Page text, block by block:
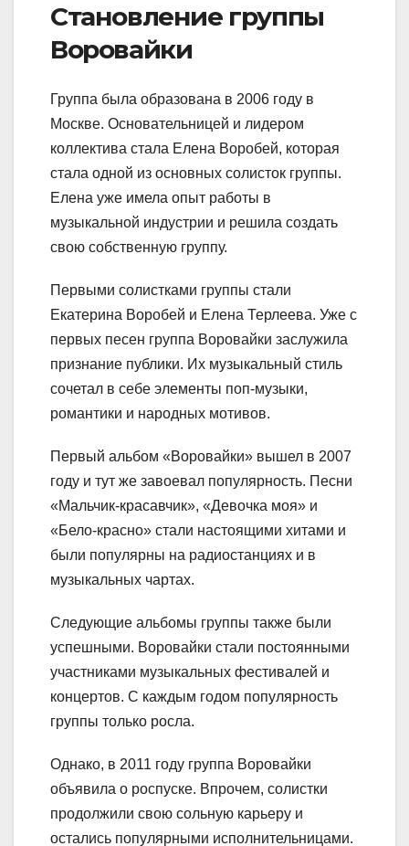
Становление группы
Воровайки
Группа была образована в 2006 году в
Москве. Основательницей и лидером
коллектива стала Елена Воробей, которая
стала одной из основных солисток группы.
Елена уже имела опыт работы в
музыкальной индустрии и решила создать
свою собственную группу.
Первыми солистками группы стали
Екатерина Воробей и Елена Терлеева. Уже с
первых песен группа Воровайки заслужила
признание публики. Их музыкальный стиль
сочетал в себе элементы поп-музыки,
романтики и народных мотивов.
Первый альбом «Воровайки» вышел в 2007
году и тут же завоевал популярность. Песни
«Мальчик-красавчик», «Девочка моя» и
«Бело-красно» стали настоящими хитами и
были популярны на радиостанциях и в
музыкальных чартах.
Следующие альбомы группы также были
успешными. Воровайки стали постоянными
участниками музыкальных фестивалей и
концертов. С каждым годом популярность
группы только росла.
Однако, в 2011 году группа Воровайки
объявила о роспуске. Впрочем, солистки
продолжили свою сольную карьеру и
остались популярными исполнительницами.